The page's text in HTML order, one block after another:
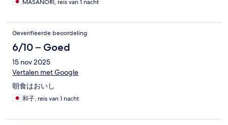
MASANORI, reis van 1 nacht
Geverifieerde beoordeling
6/10 – Goed
15 nov 2025
Vertalen met Google
朝食はおいし
和子, reis van 1 nacht